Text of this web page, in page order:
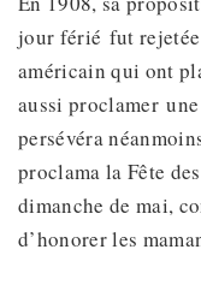
jour férié fut rejetée
américain qui ont
aussi proclamer une
persévéra
proclama la Fête
dimanche de mai,
d’honorer les